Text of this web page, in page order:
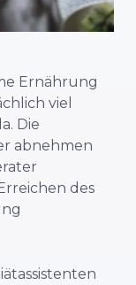
Ernährung
viel
Die
abnehmen
des